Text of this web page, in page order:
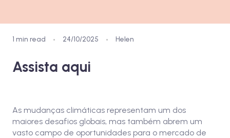
1 min read 24/10/2025 Helen
Assista aqui
As mudanças climáticas representam um dos
maiores desafios globais, mas também abrem um
vasto campo de oportunidades para o mercado de